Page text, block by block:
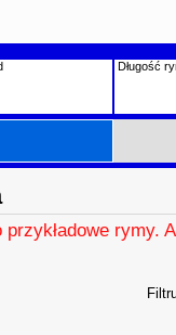
Długość
rymy.